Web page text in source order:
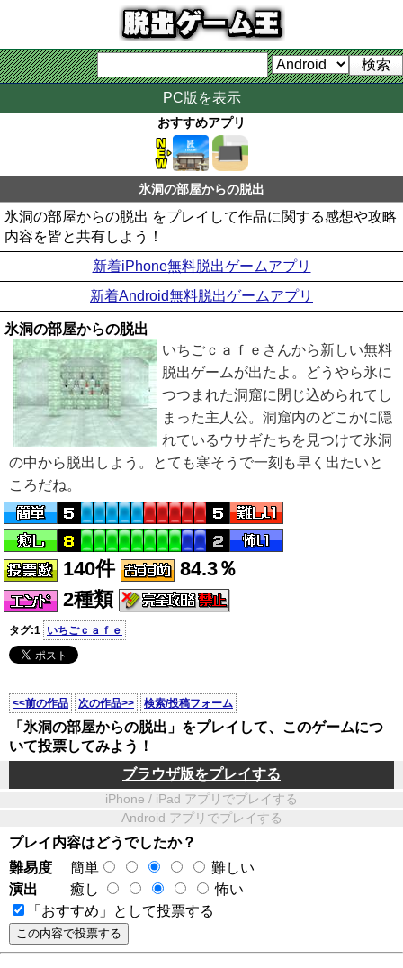
PC版を表示
おすすめアプリ
氷洞の部屋からの脱出
氷洞の部屋からの脱出 をプレイして作品に関する感想や攻略
内容を皆と共有しよう！
新着iPhone無料脱出ゲームアプリ
新着Android無料脱出ゲームアプリ
氷洞の部屋からの脱出
いちごｃａｆｅさんから新しい無料
脱出ゲームが出たよ。どうやら氷に
つつまれた洞窟に閉じ込められてし
まった主人公。洞窟内のどこかに隠
れているウサギたちを見つけて氷洞
の中から脱出しよう。とても寒そうで一刻も早く出たいと
ころだね。
140件
84.3％
2種類
タグ:1 いちごｃａｆｅ
<<前の作品 次の作品>> 検索/投稿フォーム
「氷洞の部屋からの脱出」をプレイして、このゲームにつ
いて投票してみよう！
ブラウザ版をプレイする
iPhone / iPad アプリでプレイする
Android アプリでプレイする
プレイ内容はどうでしたか？
難易度
簡単
難しい
演出
癒し
怖い
「おすすめ」として投票する